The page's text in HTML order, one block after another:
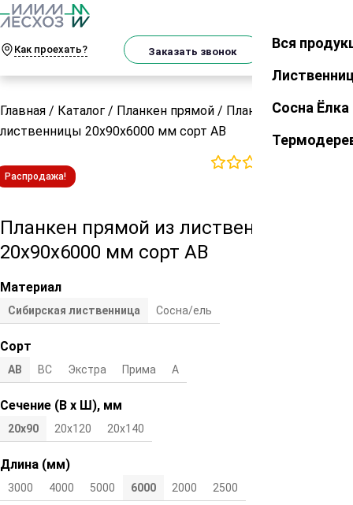
Как проехать? Заказать звонок Закрыть
Вся
Сосна Ёлка
Главная / Каталог / Планкен прямой / Планкен прямой из
лиственницы 20х90х6000 мм сорт АВ
Распродажа!
Планкен прямой из лиственницы
20х90х6000 мм сорт АВ
Материал
Сибирская лиственница Сосна/ель
Сорт
АВ ВС Экстра Прима А
Сечение (В х Ш), мм
20х90 20х120 20х140
Длина (мм)
3000 4000 5000 6000 2000 2500